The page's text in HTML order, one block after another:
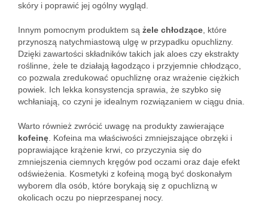
skóry i poprawić jej ogólny wygląd.
Innym pomocnym produktem są żele chłodzące , które
przynoszą natychmiastową ulgę w przypadku opuchlizny.
Dzięki zawartości składników takich jak aloes czy ekstrakty
roślinne, żele te działają łagodząco i przyjemnie chłodząco,
co pozwala zredukować opuchliznę oraz wrażenie ciężkich
powiek. Ich lekka konsystencja sprawia, że szybko się
wchłaniają, co czyni je idealnym rozwiązaniem w ciągu dnia.
Warto również zwrócić uwagę na produkty zawierające
kofeinę . Kofeina ma właściwości zmniejszające obrzęki i
poprawiające krążenie krwi, co przyczynia się do
zmniejszenia ciemnych kręgów pod oczami oraz daje efekt
odświeżenia. Kosmetyki z kofeiną mogą być doskonałym
wyborem dla osób, które borykają się z opuchlizną w
okolicach oczu po nieprzespanej nocy.